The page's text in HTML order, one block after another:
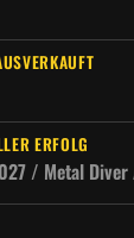
ERFOLG
/ Metal Diver